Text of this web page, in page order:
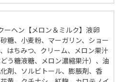
ーヘン【メロン＆ミルク】液卵
砂糖、小麦粉、マーガリン、ショー
はちみつ、クリーム、メロン果汁
う糖液糖、メロン濃縮果汁）、油
剤、ソルビトール、膨脹剤、香